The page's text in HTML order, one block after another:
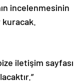
incelenmesinin
kuracak.
iletişim sayfası